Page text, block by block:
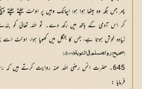
پھر جس جگہ وہ بیٹھا ہوا ہو؛ اچانک وہیں پر اونٹ چلتے چلتے
کر اس آدمی کے ہاتھ میں رکھ دے۔ تو اللہ تعالیٰ کو
زیادہ خوش ہوتا ہے، جس کا جنگل میں کھویا ہوا، اونٹ اسے
[صحيح: رواه مسلم في التوبة (2745).]
645۔ حضرت انس رضی اللہ عنہ روایت کرتے ہیں کہ
فرمایا :